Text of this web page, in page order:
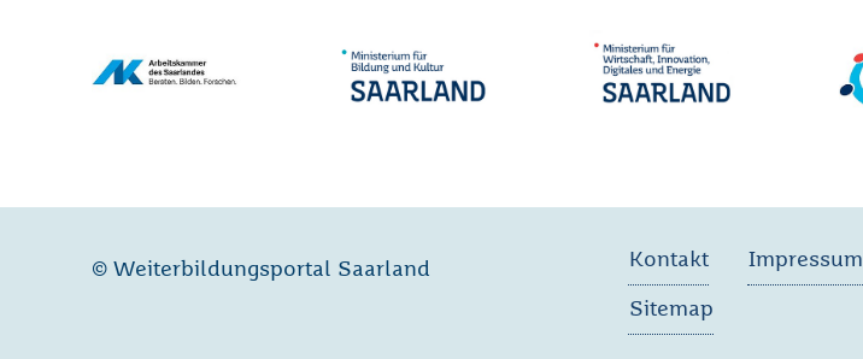
© Weiterbildungsportal Saarland Kontakt Impressum
Sitemap